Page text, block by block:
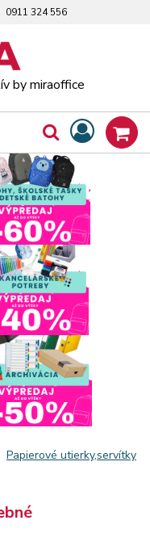
by miraoffice
0911 324 556
Papierové utierky,servítky